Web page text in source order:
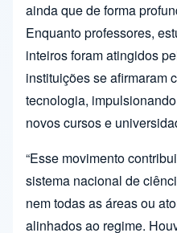
ainda que de forma
Enquanto professores,
inteiros foram atingidos
instituições se afirmaram
tecnologia,
novos cursos e
“Esse movimento
sistema nacional de
nem todas as áreas ou
alinhados ao regime.